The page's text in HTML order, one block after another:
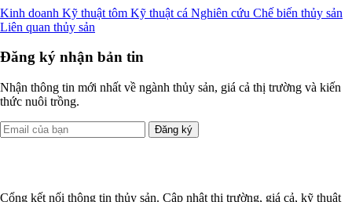
Kinh doanh Kỹ thuật tôm Kỹ thuật cá Nghiên cứu Chế biến thủy sản
Liên quan thủy sản
Đăng ký nhận bản tin
Nhận thông tin mới nhất về ngành thủy sản, giá cả thị trường và kiến
thức nuôi trồng.
Đăng ký
Cổng kết nối thông tin thủy sản. Cập nhật thị trường, giá cả, kỹ thuật